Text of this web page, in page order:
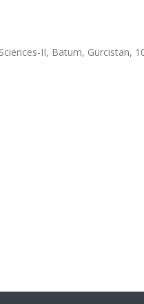
II, Batum, Gürcistan,